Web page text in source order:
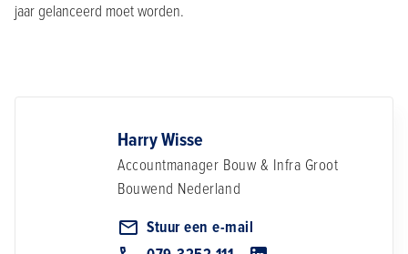
jaar gelanceerd moet worden.
Harry Wisse
Accountmanager Bouw & Infra Groot
Bouwend Nederland
Stuur een e-mail